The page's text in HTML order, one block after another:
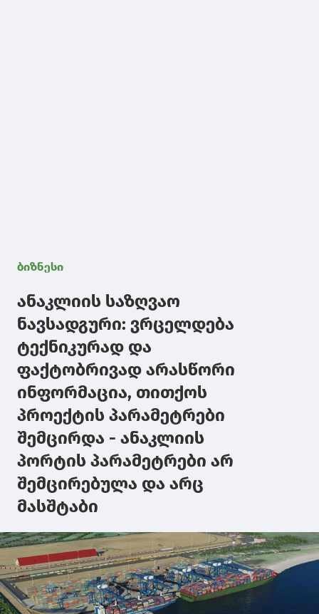
ბიზნესი
ანაკლიის საზღვაო
ნავსადგური: ვრცელდება
ტექნიკურად და
ფაქტობრივად არასწორი
ინფორმაცია, თითქოს
პროექტის პარამეტრები
შემცირდა - ანაკლიის
პორტის პარამეტრები არ
შემცირებულა და არც
მასშტაბი